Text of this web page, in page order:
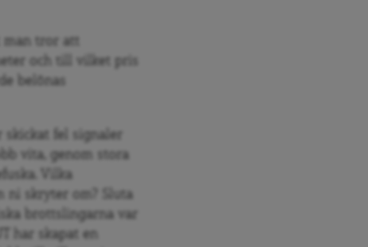
tror att
och till vilket pris
belönas
skickat fel signaler
vita, genom stora
Vilka
ni skryter om? Sluta
brottslingarna var
har
skapat en